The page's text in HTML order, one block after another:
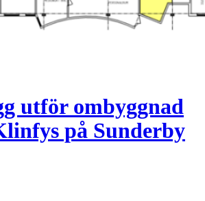
utför ombyggnad
på Sunderby